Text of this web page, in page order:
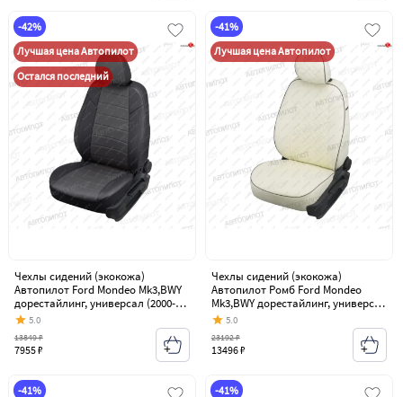
-42%
Лучшая цена Автопилот
Остался последний
Чехлы сидений (экокожа)
Автопилот Ford Mondeo Mk3,BWY
дорестайлинг, универсал (2000-
2003)
5.0
7955 ₽
13849 ₽
-41%
Лучшая цена Автопилот
Чехлы сидений (экокожа)
Автопилот Ромб Ford Mondeo
Mk3,BWY дорестайлинг, универсал
(2000-2003)
5.0
13496 ₽
23192 ₽
-41%
-41%